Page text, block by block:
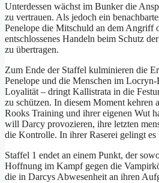
Unterdessen wächst im Bunker die
zu vertrauen. Als jedoch ein
Penelope die Mitschuld an dem Angriff
entschlossenes Handeln beim Schutz
zu übertragen.
Zum Ende der Staffel kulminieren die
Penelope und die Menschen im
Loyalität – dringt Kallistrata in die
zu schützen. In diesem Moment
Rooks Training und ihrer eigenen Wut
will Darcy provozieren, ihre letzten
die Kontrolle. In ihrer Raserei gelingt
Staffel 1 endet an einem Punkt, der
Hoffnung im Kampf gegen die
die in Darcys Abwesenheit an ihren